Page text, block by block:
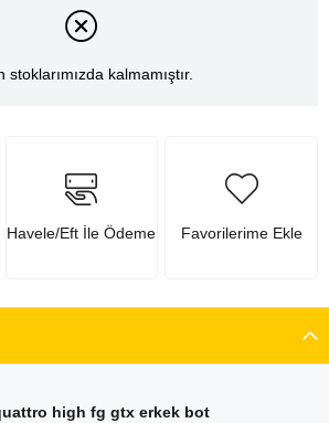
stoklarımızda kalmamıştır.
Havele/Eft İle Ödeme Favorilerime Ekle
high fg gtx erkek bot